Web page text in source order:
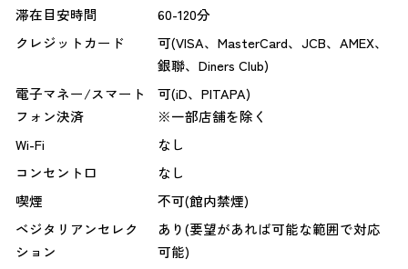
滞在目安時間
60-120分
クレジットカード
可(VISA、MasterCard、JCB、AMEX、
銀聯、Diners Club)
電子マネー/スマート
フォン決済
可(iD、PITAPA)
※一部店舗を除く
Wi-Fi
なし
コンセント口
なし
喫煙
不可(館内禁煙)
ベジタリアンセレク
ション
あり(要望があれば可能な範囲で対応
可能)